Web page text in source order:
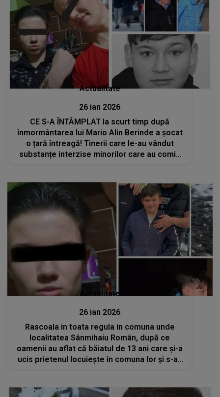
Actualitate
26 ian 2026
CE S-A ÎNTÂMPLAT la scurt timp după
înmormântarea lui Mario Alin Berinde a șocat
o țară întreagă! Tinerii care le-au vândut
substanțe interzise minorilor care au comis
Actualitate
26 ian 2026
Rascoala in toata regula in comuna unde
localitatea Sânmihaiu Român, după ce
oamenii au aflat că băiatul de 13 ani care şi-a
ucis prietenul locuieşte în comuna lor şi s-au